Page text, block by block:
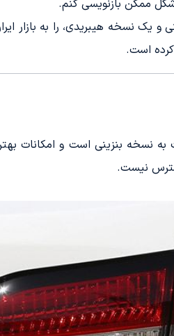
شکل ممکن بازنویسی کنم.
نسخه هیبریدی، را به بازار
کرده است.
به نسخه بنزینی است و امکانات
نیست.